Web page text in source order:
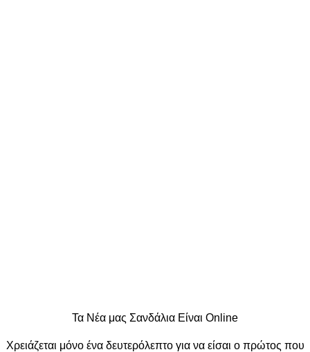
Τα Νέα μας Σανδάλια Είναι Online
Χρειάζεται μόνο ένα δευτερόλεπτο για να είσαι ο πρώτος που